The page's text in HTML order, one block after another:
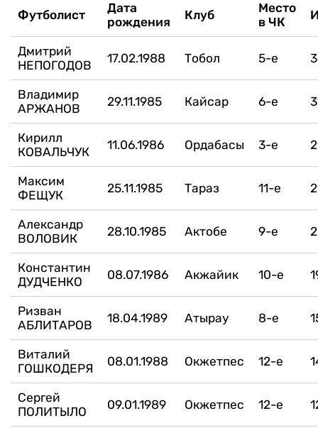
Футболист
Дата
рождения
Клуб
Место
в ЧК
Дмитрий
НЕПОГОДОВ
17.02.1988 Тобол 5-е
Владимир
АРЖАНОВ
29.11.1985 Кайсар 6-е
Кирилл
КОВАЛЬЧУК
11.06.1986 Ордабасы 3-е
Максим
ФЕЩУК
25.11.1985 Тараз 11-е
Александр
ВОЛОВИК
28.10.1985 Актобе 9-е
Константин
ДУДЧЕНКО
08.07.1986 Акжайик 10-е
Ризван
АБЛИТАРОВ
18.04.1989 Атырау 8-е
Виталий
ГОШКОДЕРЯ
08.01.1988 Окжетпес 12-е
Сергей
ПОЛИТЫЛО
09.01.1989 Окжетпес 12-е